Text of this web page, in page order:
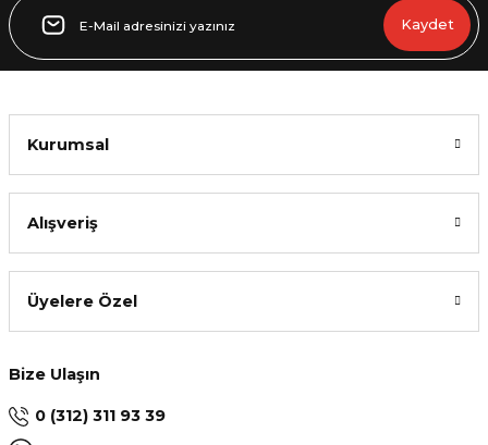
Kaydet
Kurumsal
Alışveriş
Üyelere Özel
Bize Ulaşın
0 (312) 311 93 39